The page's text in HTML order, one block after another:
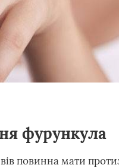
фурункула
повинна мати